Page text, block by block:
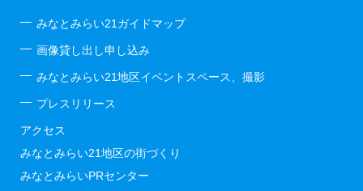
みなとみらい21ガイドマップ
画像貸し出し申し込み
みなとみらい21地区イベントスペース、撮影
プレスリリース
アクセス
みなとみらい21地区の街づくり
みなとみらいPRセンター